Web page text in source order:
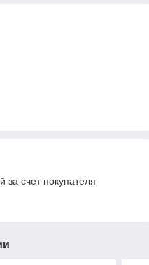
за счет покупателя